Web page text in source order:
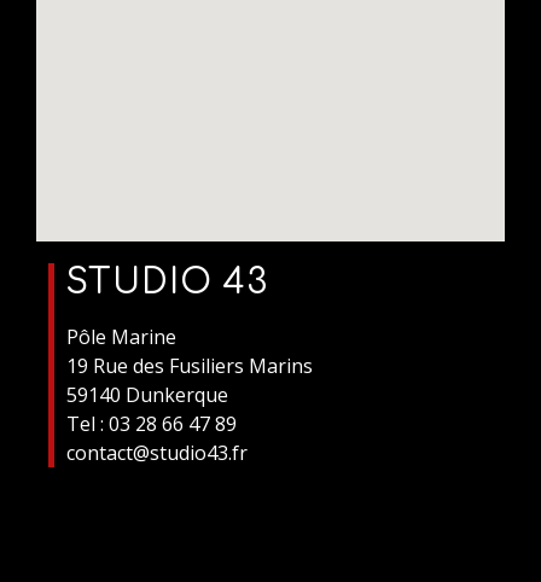
STUDIO 43
Pôle Marine
19 Rue des Fusiliers Marins
59140 Dunkerque
Tel : 03 28 66 47 89
contact@studio43.fr